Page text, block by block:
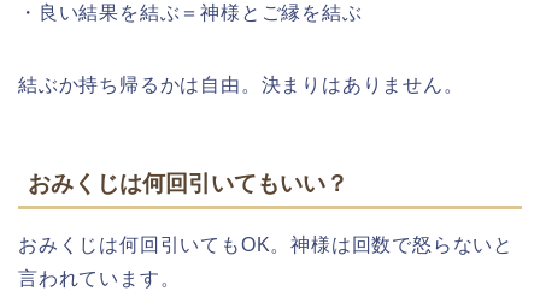
・良い結果を結ぶ＝神様とご縁を結ぶ
結ぶか持ち帰るかは自由。決まりはありません。
おみくじは何回引いてもいい？
おみくじは何回引いてもOK。神様は回数で怒らないと
言われています。